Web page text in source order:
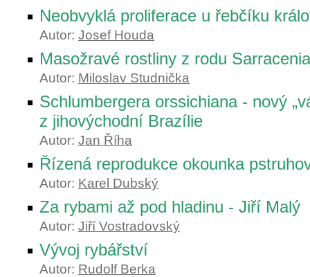
Neobvyklá proliferace u řebčíku
Autor: Josef Houda
Masožravé rostliny z rodu
Autor: Miloslav Studnička
Schlumbergera orssichiana - nový
z jihovýchodní Brazílie
Autor: Jan Říha
Řízená reprodukce okounka
Autor: Karel Dubský
Za rybami až pod hladinu - Jiří Malý
Autor: Jiří Vostradovský
Vývoj rybářství
Autor: Rudolf Berka